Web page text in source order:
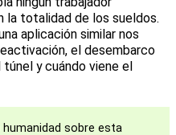
la totalidad de los sueldos.
aplicación similar nos
el desembarco
túnel y cuándo viene el
humanidad sobre esta